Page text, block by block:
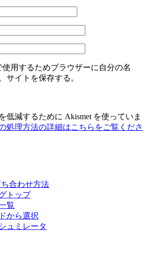
用するためブラウザーに自分の名
サイトを保存する。
低減するために Akismet を使っていま
処理方法の詳細はこちらをご覧くださ
合わせ方法
トップ
覧
から選択
ュミレータ